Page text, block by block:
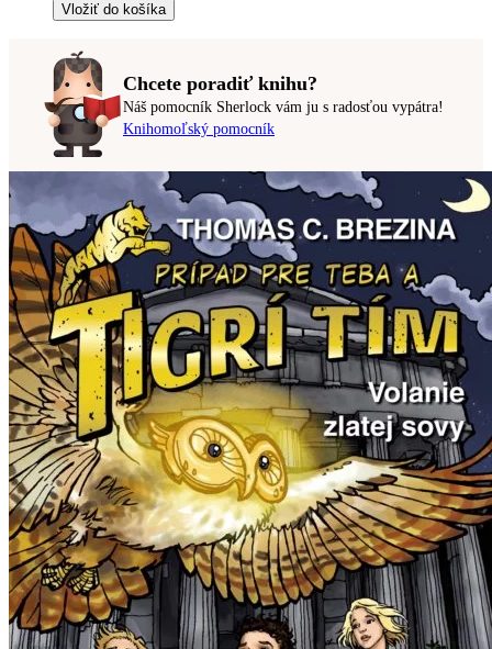
Vložiť do košíka
Chcete poradiť knihu?
Náš pomocník Sherlock vám ju s radosťou vypátra!
Knihomoľský pomocník